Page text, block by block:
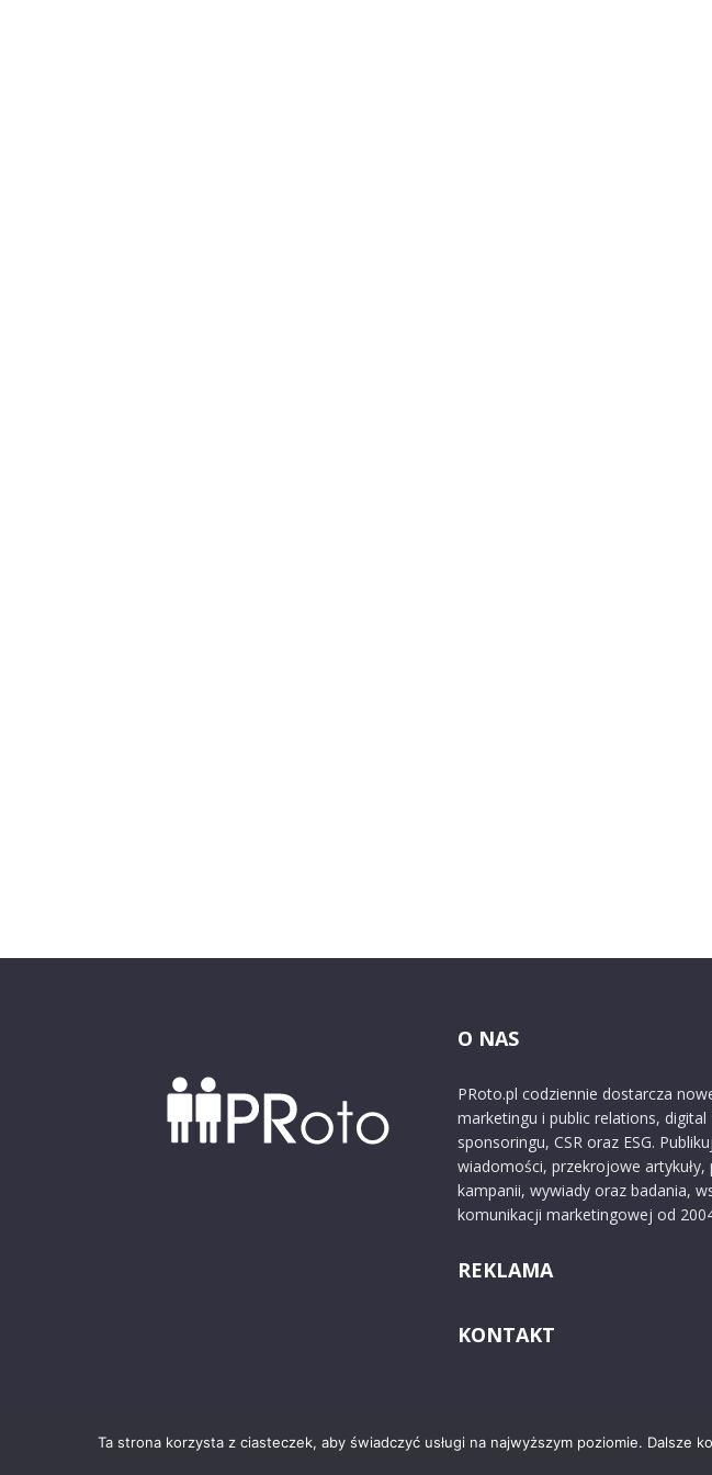
O NAS
PRoto.pl codziennie dostarcza
marketingu i public relations, digital
sponsoringu, CSR oraz ESG.
wiadomości, przekrojowe artykuły,
kampanii, wywiady oraz badania,
komunikacji marketingowej od
REKLAMA
KONTAKT
© 2024 PRoto.pl
Ta strona korzysta z ciasteczek, aby świadczyć usługi na najwyższym poziomie. Dalsze